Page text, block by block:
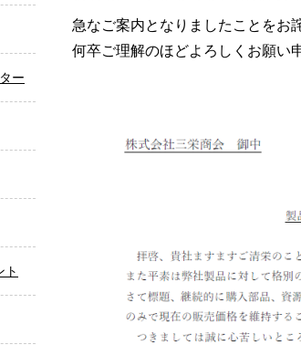
急なご案内となりましたことをお
何卒ご理解のほどよろしくお願い
ー
ト